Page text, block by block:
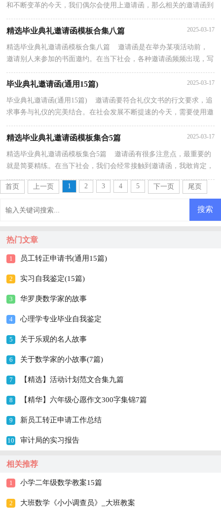
和不断变革的今天，我们偶尔会使用上邀请函，那么相关的邀请函到
底怎么写呢？以下是小编为大家整理的同学聚会邀...
精选毕业典礼邀请函模板合集八篇 2025-03-17
精选毕业典礼邀请函模板合集八篇 邀请函是在举办某项活动前，
邀请别人来参加的书面邀约。在当下社会，各种邀请函频频出现，写
毕业典礼邀请函(通用15篇) 2025-03-17
毕业典礼邀请函(通用15篇) 邀请函要符合礼仪文书的行文要求，追
求事务与礼仪的完美结合。在社会发展不断提速的今天，需要使用邀
请函的场合越来越多，到底应如何拟定邀请函呢？下...
精选毕业典礼邀请函模板集合5篇 2025-03-17
精选毕业典礼邀请函模板集合5篇 邀请函有很多注意点，最重要的
就是简要精练。在当下社会，我们会经常接触到邀请函，我敢肯定，
首页
上一页 1 2 3 4 5 下一页 尾页
热门文章
1 员工转正申请书(通用15篇)
2 实习自我鉴定(15篇)
3 华罗庚数学家的故事
4 心理学专业毕业自我鉴定
5 关于乐观的名人故事
6 关于数学家的小故事(7篇)
7 【精选】活动计划范文合集九篇
8 【精华】六年级心愿作文300字集锦7篇
9 新员工转正申请工作总结
10 审计局的实习报告
相关推荐
1 小学二年级数学教案15篇
2 大班数学《小小调查员》_大班教案